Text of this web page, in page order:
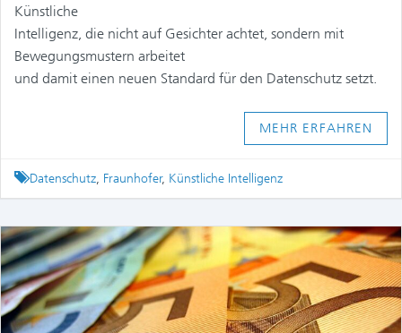
Künstliche
Intelligenz, die nicht auf Gesichter achtet, sondern mit
Bewegungsmustern arbeitet
und damit einen neuen Standard für den Datenschutz setzt.
MEHR ERFAHREN
Tagged
Datenschutz, Fraunhofer, Künstliche Intelligenz